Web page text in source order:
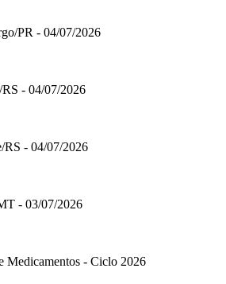
PR - 04/07/2026
- 04/07/2026
RS - 04/07/2026
- 03/07/2026
Medicamentos - Ciclo 2026